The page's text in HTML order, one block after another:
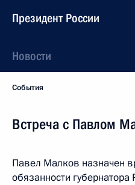
Президент России
Новости
События
Встреча с Павлом
Павел Малков назначен
обязанности губернатора